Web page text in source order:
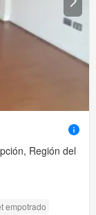
Región del
empotrado